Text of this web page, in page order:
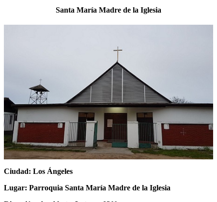
Santa María Madre de la Iglesia
Ciudad: Los Ángeles
Lugar: Parroquia Santa María Madre de la Iglesia